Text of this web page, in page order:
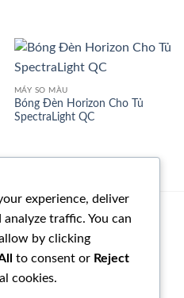
MÁY SO MÀU
Bóng Đèn Horizon Cho Tủ
SpectraLight QC
experience, deliver
traffic. You can
by clicking
to consent or Reject
cookies.